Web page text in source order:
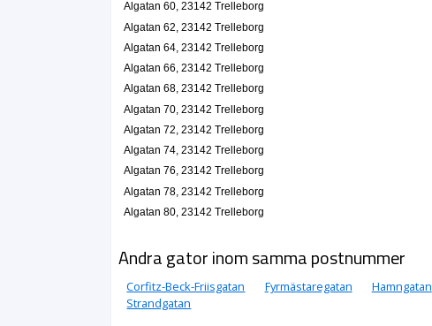
Palmblads Konditori Eftr AB
Nils Karl Magnus Svensson
0410-711035
Algatan 44, 23142 Trelleborg
HCG Livs HB
0410-711780
Möllers Livs Eftr. HB
Algatan 46, 23142 Trelleborg
Argus Fashion i Trelleborg AB
Algatan 46, 23142 Trelleborg
Per Möllers Tvätt AB
Per Anders Möller
Algatan 60, 23142 Trelleborg
Algatan 62, 23142 Trelleborg
Algatan 64, 23142 Trelleborg
Algatan 66, 23142 Trelleborg
Algatan 68, 23142 Trelleborg
Algatan 70, 23142 Trelleborg
Algatan 72, 23142 Trelleborg
Algatan 74, 23142 Trelleborg
Algatan 76, 23142 Trelleborg
Algatan 78, 23142 Trelleborg
Algatan 80, 23142 Trelleborg
Andra gator inom samma postnummer
Corfitz-Beck-Friisgatan Fyrmästaregatan Hamngatan
Strandgatan